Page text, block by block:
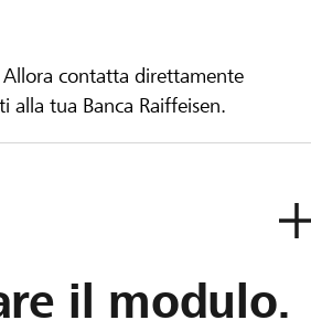
contatta direttamente
tua Banca Raiffeisen.
il modulo.